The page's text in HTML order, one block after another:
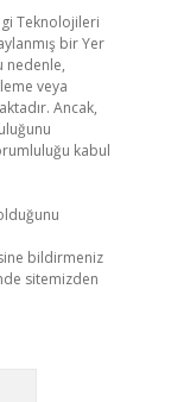
Teknolojileri
bir Yer
nedenle,
veya
Ancak,
kabul
bildirmeniz
sitemizden